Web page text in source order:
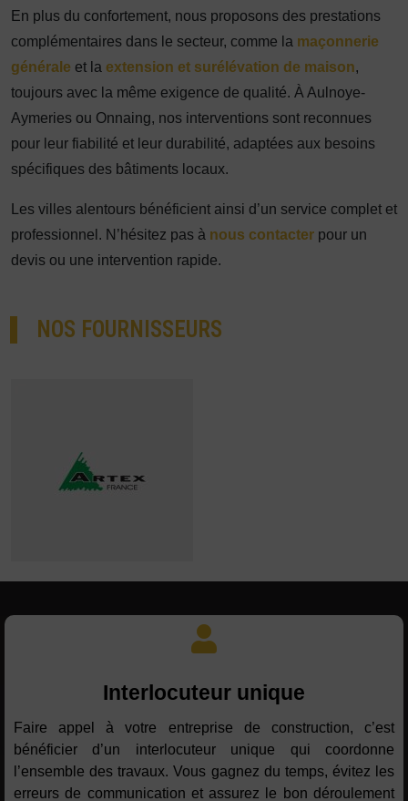
En plus du confortement, nous proposons des prestations
complémentaires dans le secteur, comme la maçonnerie
générale et la extension et surélévation de maison,
toujours avec la même exigence de qualité. À Aulnoye-
Aymeries ou Onnaing, nos interventions sont reconnues
pour leur fiabilité et leur durabilité, adaptées aux besoins
spécifiques des bâtiments locaux.
Les villes alentours bénéficient ainsi d’un service complet et
professionnel. N’hésitez pas à nous contacter pour un
devis ou une intervention rapide.
NOS FOURNISSEURS
Interlocuteur unique
Faire appel à votre entreprise de construction, c’est
bénéficier d’un interlocuteur unique qui coordonne
l’ensemble des travaux. Vous gagnez du temps, évitez les
erreurs de communication et assurez le bon déroulement